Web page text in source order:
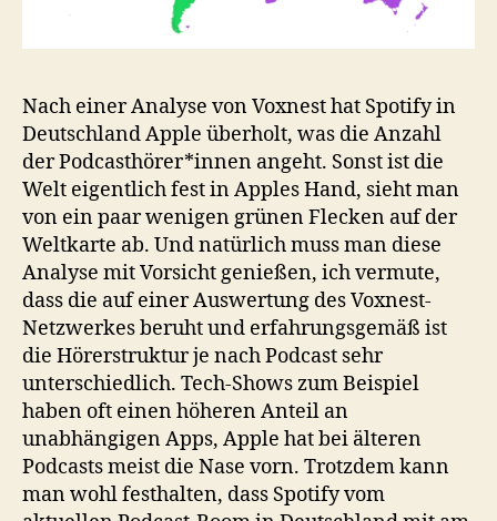
Nach einer Analyse von Voxnest hat Spotify in
Deutschland Apple überholt, was die Anzahl
der Podcasthörer*innen angeht. Sonst ist die
Welt eigentlich fest in Apples Hand, sieht man
von ein paar wenigen grünen Flecken auf der
Weltkarte ab. Und natürlich muss man diese
Analyse mit Vorsicht genießen, ich vermute,
dass die auf einer Auswertung des Voxnest-
Netzwerkes beruht und erfahrungsgemäß ist
die Hörerstruktur je nach Podcast sehr
unterschiedlich. Tech-Shows zum Beispiel
haben oft einen höheren Anteil an
unabhängigen Apps, Apple hat bei älteren
Podcasts meist die Nase vorn. Trotzdem kann
man wohl festhalten, dass Spotify vom